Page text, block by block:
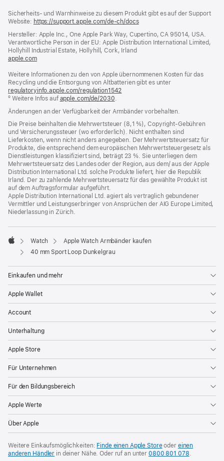
Sicherheits- und Warnhinweise zu diesem Produkt gibt es auf der Support
Website: https://support.apple.com/de-ch/docs(öffnet
neues
Fenster)
Hersteller: Apple Inc., One Apple Park Way, Cupertino, CA 95014, USA.
Verantwortliche Person in der EU: Apple Distribution International Limited,
Hollyhill Industrial Estate, Hollyhill, Cork, Irland
apple.com(öffnet
neues
Fenster)
Weitere Informationen zu den von Apple übernommenen Kosten für das
Recycling und die Entsorgung von Altbatterien gibt es unter
regulatoryinfo.apple.com/regulation1542
Fenster)
º Weitere Infos auf apple.com/de/2030.
Änderungen an der Verfügbarkeit der Armbänder vorbehalten.
Die Preise beinhalten die Mehrwertsteuer (8,1 %), Copyright-Gebühren
und Versicherungssteuer (wo erforderlich). Nicht enthalten sind
Lieferkosten, wenn nicht anders angegeben. Der Mehrwertsteuersatz für
Produkte, die entsprechend dem europäischen Mehrwertsteuergesetz als
Dienstleistungen klassifiziert sind, beträgt 23 %. Sie unterliegen dem
Mehrwertsteuersatz des Landes oder der Region, aus dem/ aus der Apple
Distribution International Ltd. solche Produkte liefert, hier die Republik
Irland. Der zu zahlende Mehrwertsteuersatz für das gewählte Produkt ist
auf dem Auftragsformular aufgeführt.
Apple Distribution International Ltd. agiert als vertraglich gebundener
Vermittler und Leistungserbringer von Ansprüchen der AIG Europe Limited,
Niederlassung in Zürich.
Apple
Watch
Apple Watch Armbänder kaufen
40 mm Sport Loop Dunkelgrau
Einkaufen und mehr
Apple Wallet
Account
Unterhaltung
Apple Store
Für Unternehmen
Für den Bildungsbereich
Apple Werte
Über Apple
Weitere Einkaufsmöglichkeiten: Finde einen Apple Storeoder einen
anderen Händler in deiner Nähe. Oder ruf an unter0800 801 078